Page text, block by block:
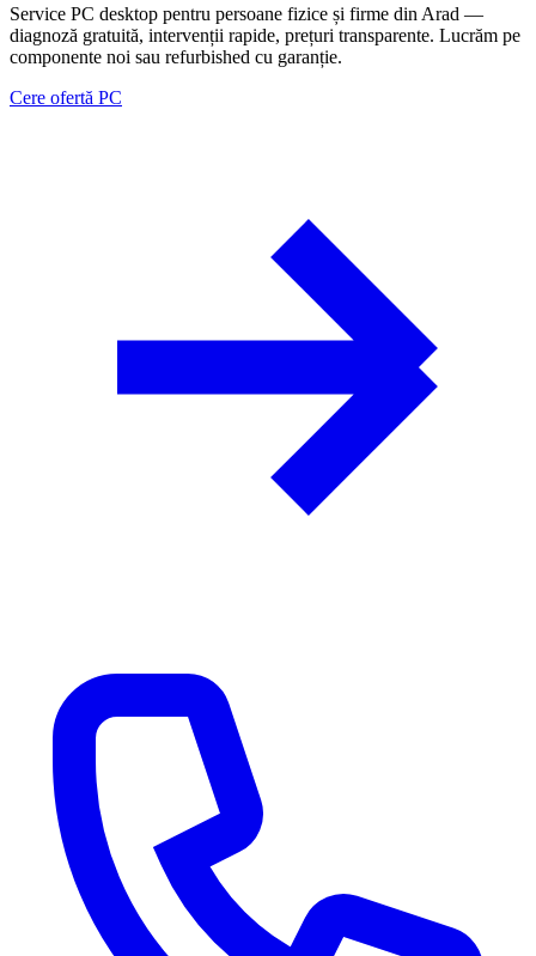
Service PC desktop pentru persoane fizice și firme din Arad —
diagnoză gratuită, intervenții rapide, prețuri transparente. Lucrăm pe
componente noi sau refurbished cu garanție.
Cere ofertă PC